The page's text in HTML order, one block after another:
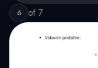
6 of 7